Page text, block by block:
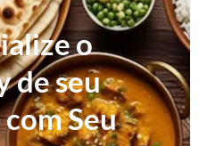
o
de seu
Seu